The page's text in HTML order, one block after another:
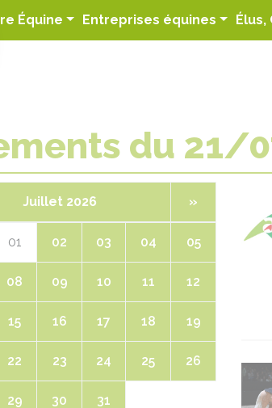
Équine Entreprises équines
du 21/
Juillet 2026 »
01 02 03 04 05
08 09 10 11 12
15 16 17 18 19
22 23 24 25 26
29 30 31